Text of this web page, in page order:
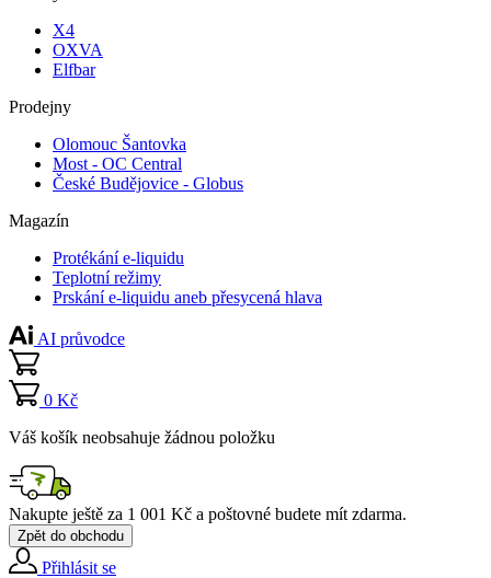
X4
OXVA
Elfbar
Prodejny
Olomouc Šantovka
Most - OC Central
České Budějovice - Globus
Magazín
Protékání e-liquidu
Teplotní režimy
Prskání e-liquidu aneb přesycená hlava
AI průvodce
0 Kč
Váš košík neobsahuje žádnou položku
Nakupte ještě za 1 001 Kč a poštovné budete mít zdarma.
Zpět do obchodu
Přihlásit se